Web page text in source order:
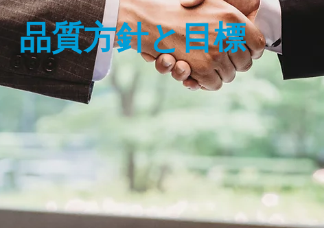
​品質方針と目標